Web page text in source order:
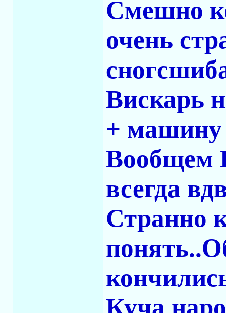
Смешно
очень
Вискарь
+ машину
Вообщем
всегда
Странно